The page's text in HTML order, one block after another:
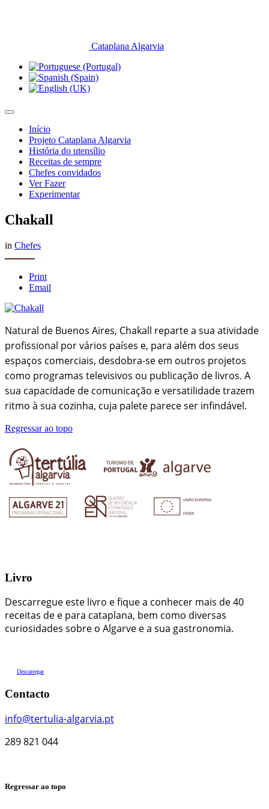
Cataplana Algarvia
Início
Projeto Cataplana Algarvia
História do utensílio
Receitas de sempre
Chefes convidados
Ver Fazer
Experimentar
Chakall
in Chefes
Print
Email
Natural de Buenos Aires, Chakall reparte a sua atividade
profissional por vários países e, para além dos seus
espaços comerciais, desdobra-se em outros projetos
como programas televisivos ou publicação de livros. A
sua capacidade de comunicação e versatilidade trazem
ritmo à sua cozinha, cuja palete parece ser infindável.
Regressar ao topo
Livro
Descarregue este livro e fique a conhecer mais de 40
receitas de e para cataplana, bem como diversas
curiosidades sobre o Algarve e a sua gastronomia.
Descarregar
Contacto
info@tertulia-algarvia.pt
289 821 044
Regressar ao topo